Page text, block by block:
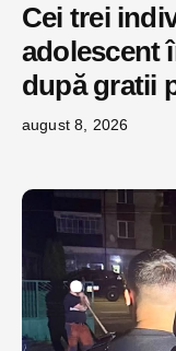
Cei trei
adolescent
după gratii
august 8, 2026